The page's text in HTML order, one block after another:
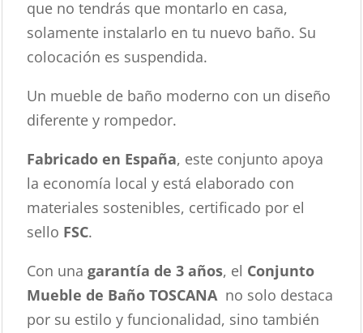
que no tendrás que montarlo en casa,
solamente instalarlo en tu nuevo baño. Su
colocación es suspendida.
Un mueble de baño moderno con un diseño
diferente y rompedor.
Fabricado en España, este conjunto apoya
la economía local y está elaborado con
materiales sostenibles, certificado por el
sello FSC.
Con unagarantía de 3 años, el Conjunto
Mueble de Baño TOSCANA no solo destaca
por su estilo y funcionalidad, sino también